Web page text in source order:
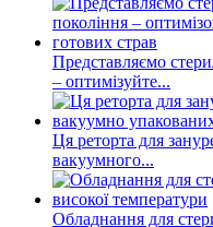
Представляємо
– оптимізуйте...
Ця реторта для
вакуумного...
Обладнання для